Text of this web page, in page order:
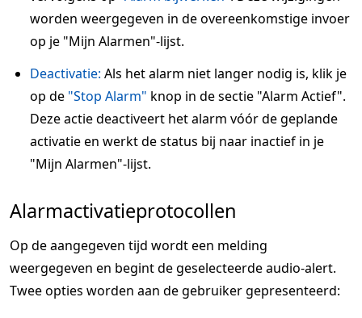
worden weergegeven in de overeenkomstige invoer
op je "Mijn Alarmen"-lijst.
Deactivatie: Als het alarm niet langer nodig is, klik je
op de "Stop Alarm" knop in de sectie "Alarm Actief".
Deze actie deactiveert het alarm vóór de geplande
activatie en werkt de status bij naar inactief in je
"Mijn Alarmen"-lijst.
Alarmactivatieprotocollen
Op de aangegeven tijd wordt een melding
weergegeven en begint de geselecteerde audio-alert.
Twee opties worden aan de gebruiker gepresenteerd: